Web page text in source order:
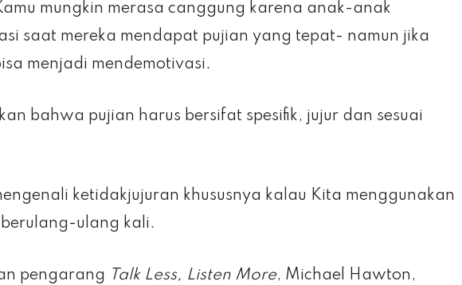
mungkin merasa canggung karena anak-anak
saat mereka mendapat pujian yang tepat- namun jika
menjadi mendemotivasi.
bahwa pujian harus bersifat spesifik, jujur dan sesuai
ketidakjujuran khususnya kalau Kita menggunakan
ulang kali.
pengarang Talk Less, Listen More, Michael Hawton,